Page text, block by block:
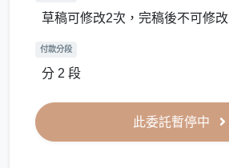
草稿可修改2次，完稿後不可修改
付款分段
分 2 段
此委託暫停中